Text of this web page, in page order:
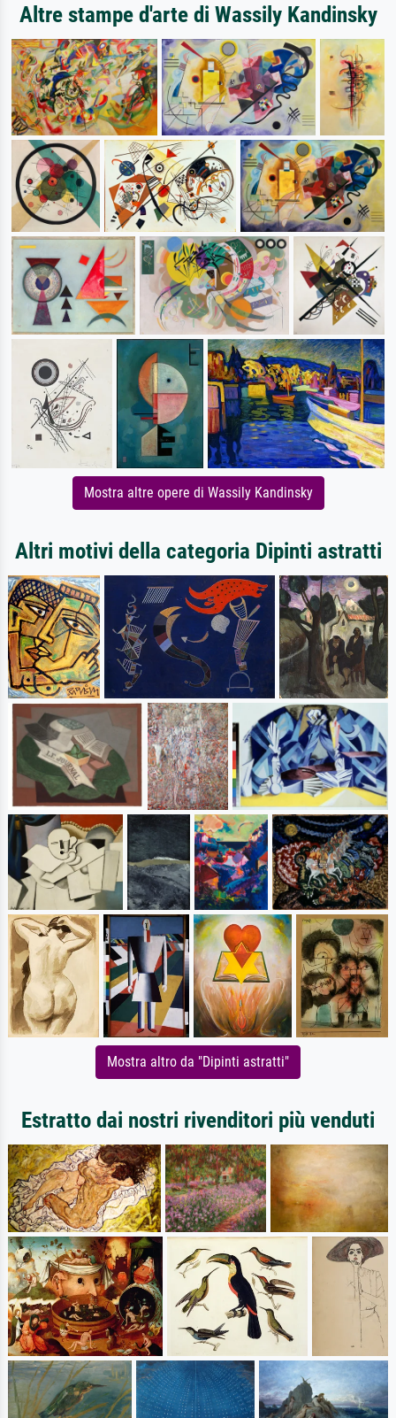
Altre stampe d'arte di Wassily Kandinsky
Mostra altre opere di Wassily Kandinsky
Altri motivi della categoria Dipinti astratti
Mostra altro da "Dipinti astratti"
Estratto dai nostri rivenditori più venduti